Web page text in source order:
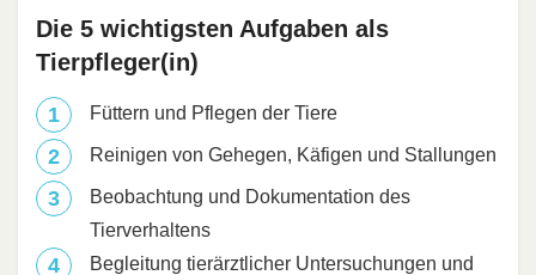
Die 5 wichtigsten Aufgaben als
Tierpfleger(in)
Füttern und Pflegen der Tiere
Reinigen von Gehegen, Käfigen und Stallungen
Beobachtung und Dokumentation des
Tierverhaltens
Begleitung tierärztlicher Untersuchungen und